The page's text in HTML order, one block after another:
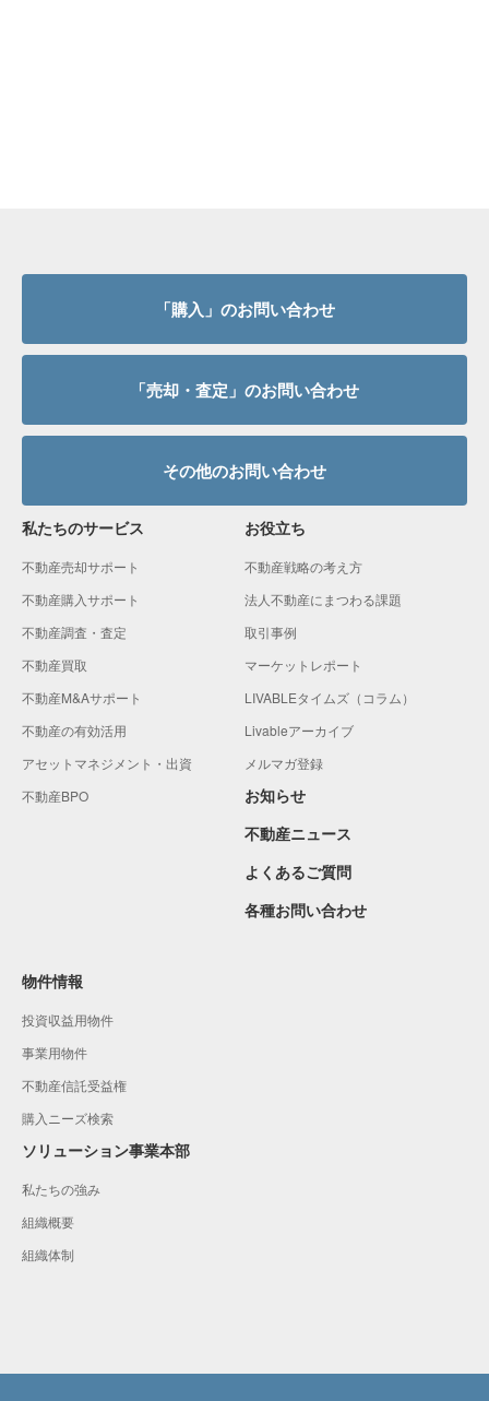
「購入」のお問い合わせ
「売却・査定」のお問い合わせ
その他のお問い合わせ
私たちのサービス
不動産売却サポート
不動産購入サポート
不動産調査・査定
不動産買取
不動産M&Aサポート
不動産の有効活用
アセットマネジメント・出資
不動産BPO
お役立ち
不動産戦略の考え方
法人不動産にまつわる課題
取引事例
マーケットレポート
LIVABLEタイムズ（コラム）
Livableアーカイブ
メルマガ登録
お知らせ
不動産ニュース
よくあるご質問
各種お問い合わせ
物件情報
投資収益用物件
事業用物件
不動産信託受益権
購入ニーズ検索
ソリューション事業本部
私たちの強み
組織概要
組織体制